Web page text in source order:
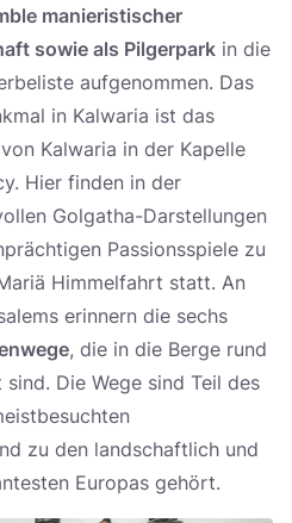
manieristischer
sowie als Pilgerpark in die
aufgenommen. Das
in Kalwaria ist das
Kalwaria in der Kapelle
Hier finden in der
Golgatha-Darstellungen
Passionsspiele zu
Himmelfahrt statt. An
erinnern die sechs
, die in die Berge rund
Die Wege sind Teil des
zu den landschaftlich und
Europas gehört.